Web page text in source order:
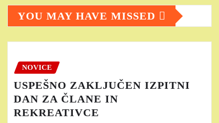
YOU MAY HAVE MISSED
NOVICE
USPEŠNO ZAKLJUČEN IZPITNI
DAN ZA ČLANE IN
REKREATIVCE